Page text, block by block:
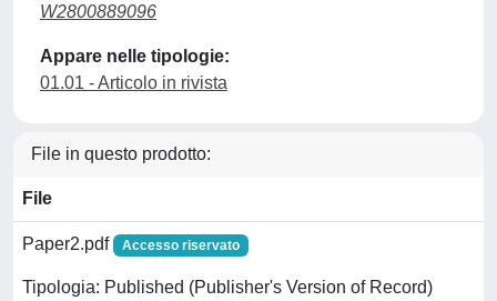
W2800889096
Appare nelle tipologie:
01.01 - Articolo in rivista
File in questo prodotto:
File
Paper2.pdf Accesso riservato
Tipologia: Published (Publisher's Version of Record)